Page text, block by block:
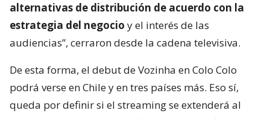
alternativas de distribución de acuerdo con la
estrategia del negocio y el interés de las
audiencias”, cerraron desde la cadena televisiva.
De esta forma, el debut de Vozinha en Colo Colo
podrá verse en Chile y en tres países más. Eso sí,
queda por definir si el streaming se extenderá al